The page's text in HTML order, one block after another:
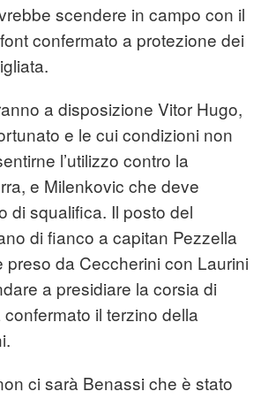
scendere in campo con il
confermato a protezione dei
a disposizione Vitor Hugo,
e le cui condizioni non
l’utilizzo contro la
e Milenkovic che deve
di squalifica. Il posto del
di fianco a capitan Pezzella
da Ceccherini con Laurini
a presidiare la corsia di
il terzino della
ci sarà Benassi che è stato